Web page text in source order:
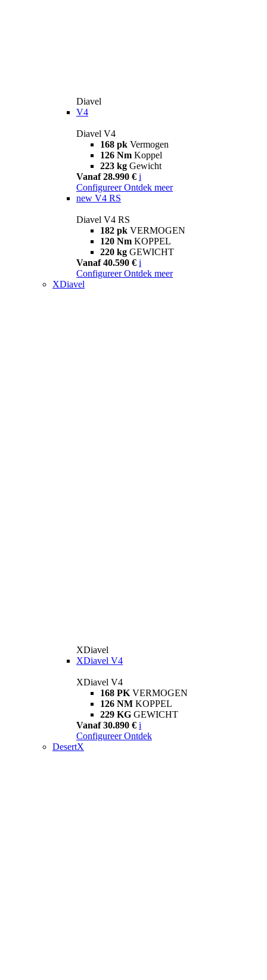
Diavel
V4
Diavel V4
168 pk Vermogen
126 Nm Koppel
223 kg Gewicht
Vanaf 28.990 € i
Configureer Ontdek meer
new V4 RS
Diavel V4 RS
182 pk VERMOGEN
120 Nm KOPPEL
220 kg GEWICHT
Vanaf 40.590 € i
Configureer Ontdek meer
XDiavel
XDiavel
XDiavel V4
XDiavel V4
168 PK VERMOGEN
126 NM KOPPEL
229 KG GEWICHT
Vanaf 30.890 € i
Configureer Ontdek
DesertX